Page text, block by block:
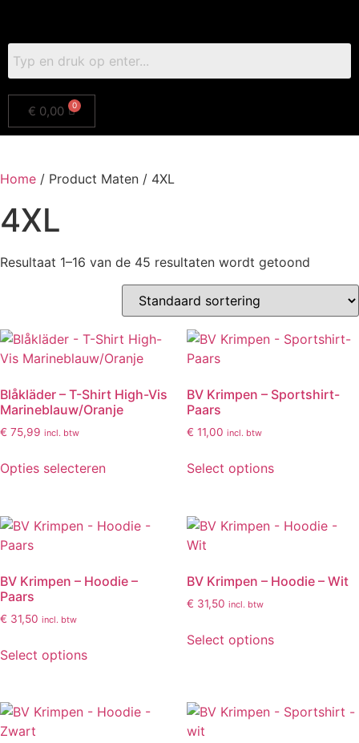
€ 0,00
Home / Product Maten / 4XL
4XL
Resultaat 1–16 van de 45 resultaten wordt getoond
Blåkläder – T-Shirt High-Vis
Marineblauw/Oranje
€ 75,99 incl. btw
Opties selecteren
BV Krimpen – Sportshirt-
Paars
€ 11,00 incl. btw
Select options
BV Krimpen – Hoodie –
Paars
€ 31,50 incl. btw
Select options
BV Krimpen – Hoodie – Wit
€ 31,50 incl. btw
Select options